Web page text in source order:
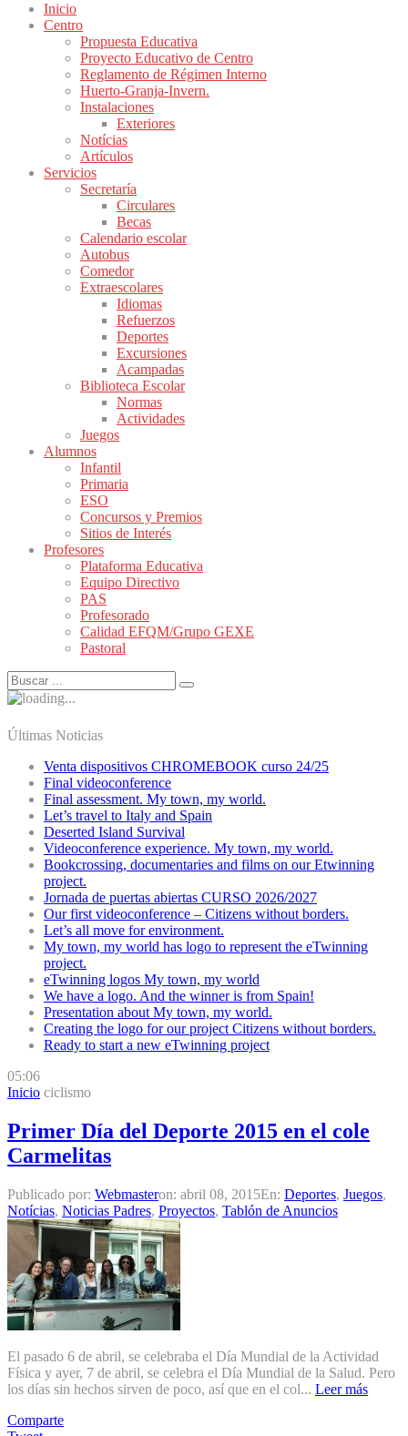
Inicio
Centro
Propuesta Educativa
Proyecto Educativo de Centro
Reglamento de Régimen Interno
Huerto-Granja-Invern.
Instalaciones
Exteriores
Notícias
Artículos
Servicios
Secretaría
Circulares
Becas
Calendario escolar
Autobus
Comedor
Extraescolares
Idiomas
Refuerzos
Deportes
Excursiones
Acampadas
Biblioteca Escolar
Normas
Actividades
Juegos
Alumnos
Infantil
Primaria
ESO
Concursos y Premios
Sitios de Interés
Profesores
Plataforma Educativa
Equipo Directivo
PAS
Profesorado
Calidad EFQM/Grupo GEXE
Pastoral
Últimas Noticias
Venta dispositivos CHROMEBOOK curso 24/25
Final videoconference
Final assessment. My town, my world.
Let’s travel to Italy and Spain
Deserted Island Survival
Videoconference experience. My town, my world.
Bookcrossing, documentaries and films on our Etwinning
project.
Jornada de puertas abiertas CURSO 2026/2027
Our first videoconference – Citizens without borders.
Let’s all move for environment.
My town, my world has logo to represent the eTwinning
project.
eTwinning logos My town, my world
We have a logo. And the winner is from Spain!
Presentation about My town, my world.
Creating the logo for our project Citizens without borders.
Ready to start a new eTwinning project
05:06
Inicio ciclismo
Primer Día del Deporte 2015 en el cole
Carmelitas
Publicado por: Webmasteron: abril 08, 2015En: Deportes, Juegos,
Notícias, Noticias Padres, Proyectos, Tablón de Anuncios
El pasado 6 de abril, se celebraba el Día Mundial de la Actividad
Física y ayer, 7 de abril, se celebra el Día Mundial de la Salud. Pero
los días sin hechos sirven de poco, así que en el col... Leer más
Comparte